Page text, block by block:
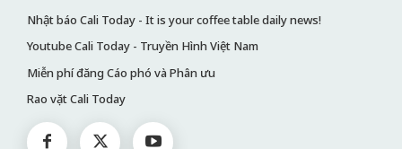
Nhật báo Cali Today - It is your coffee table daily news!
Youtube Cali Today - Truyền Hình Việt Nam
Miễn phí đăng Cáo phó và Phân ưu
Rao vặt Cali Today